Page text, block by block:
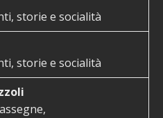
storie e socialità
storie e socialità